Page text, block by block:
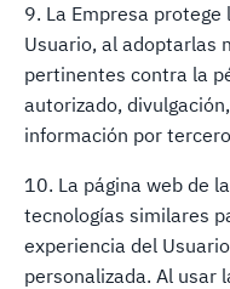
9. La Empresa
Usuario, al adoptarlas
pertinentes contra la
autorizado,
información por
10. La página web de
tecnologías similares
experiencia del
personalizada. Al usar